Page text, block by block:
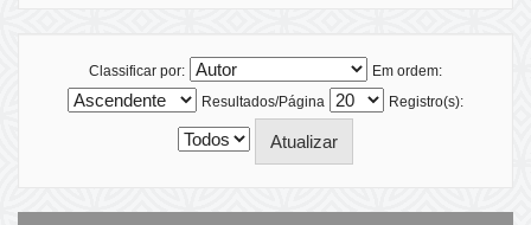
Classificar por:
Em ordem:
Resultados/Página
Registro(s):